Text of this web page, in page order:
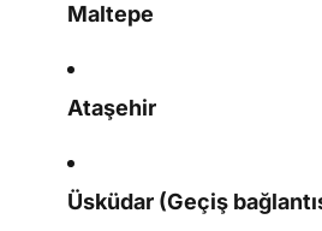
Maltepe
Ataşehir
Üsküdar (Geçiş